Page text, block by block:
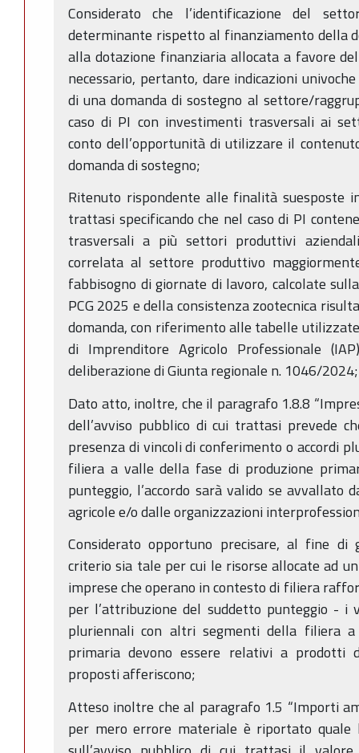
Considerato che l’identificazione del
determinante rispetto al finanziamento della
alla dotazione finanziaria allocata a favore
necessario, pertanto, dare indicazioni
di una domanda di sostegno al settore/
caso di PI con investimenti trasversali ai
conto dell’opportunità di utilizzare il
domanda di sostegno;
Ritenuto rispondente alle finalità suesposte
trattasi specificando che nel caso di PI
trasversali a più settori produttivi
correlata al settore produttivo
fabbisogno di giornate di lavoro, calcolate
PCG 2025 e della consistenza zootecnica
domanda, con riferimento alle tabelle
di Imprenditore Agricolo Professionale
deliberazione di Giunta regionale n. 1046/2024;
Dato atto, inoltre, che il paragrafo 1.8.8
dell’avviso pubblico di cui trattasi prevede
presenza di vincoli di conferimento o accordi
filiera a valle della fase di produzione
punteggio, l’accordo sarà valido se avvallato
agricole e/o dalle organizzazioni
Considerato opportuno precisare, al fine di
criterio sia tale per cui le risorse allocate ad
imprese che operano in contesto di filiera
per l’attribuzione del suddetto punteggio - i
pluriennali con altri segmenti della filiera
primaria devono essere relativi a prodotti
proposti afferiscono;
Atteso inoltre che al paragrafo 1.5 “Importi
per mero errore materiale è riportato quale